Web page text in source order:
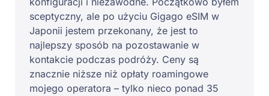
sceptyczny, ale po użyciu Gigago eSIM w
Japonii jestem przekonany, że jest to
najlepszy sposób na pozostawanie w
kontakcie podczas podróży. Ceny są
znacznie niższe niż opłaty roamingowe
mojego operatora – tylko nieco ponad 35